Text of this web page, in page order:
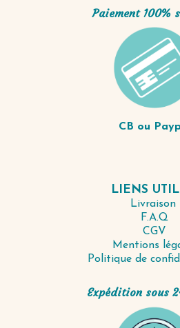
Paiement 100%
CB ou
LIENS
Livraison
F.A.Q
CGV
Mentions
Politique de
Expédition sous